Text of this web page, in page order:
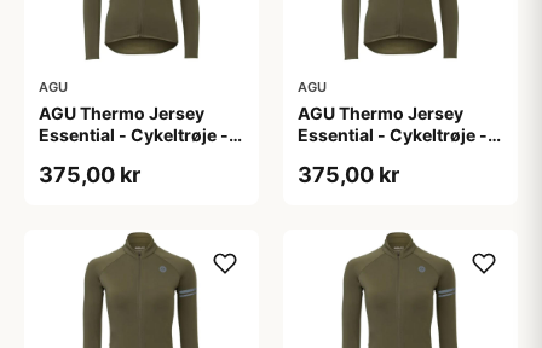
AGU
AGU Thermo Jersey
Essential - Cykeltrøje -
M
375,00 kr
AGU
AGU Thermo Jersey
Essential - Cykeltrøje -
S
375,00 kr